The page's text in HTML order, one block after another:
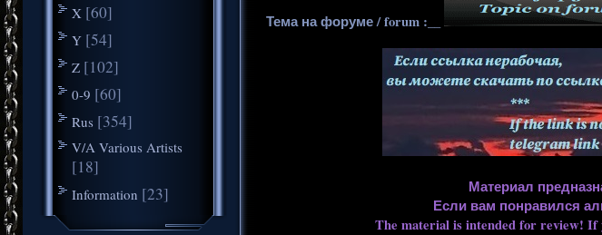
X [60]
Y [54]
Z [102]
0-9 [60]
Rus [354]
V/A Various Artists
[18]
Information [23]
Тема на форуме / forum :__
Материал
Если вам понравился
The material is intended for review! If